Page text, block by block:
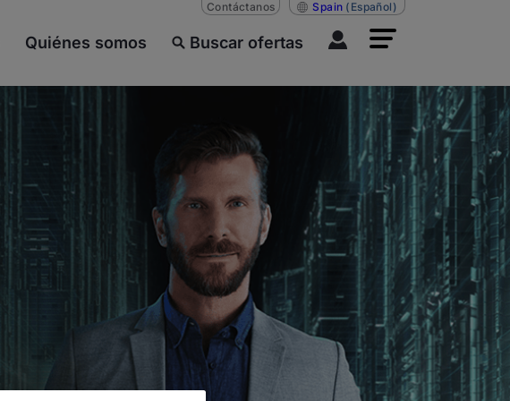
Quiénes somos Buscar ofertas
Contáctanos Spain (Español)